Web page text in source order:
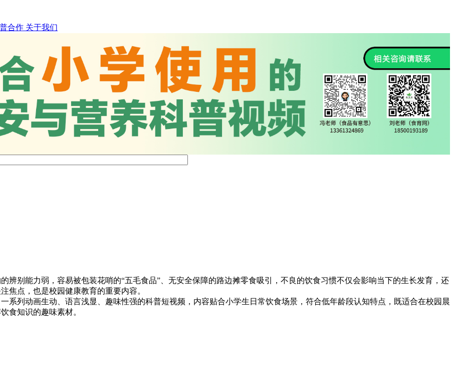
合作 关于我们
别能力弱，容易被包装花哨的“五毛食品”、无安全保障的路边摊零食吸引，不良的饮食习惯不仅会影响当下的生长发育，还
焦点，也是校园健康教育的重要内容。
列动画生动、语言浅显、趣味性强的科普短视频，内容贴合小学生日常饮食场景，符合低年龄段认知特点，既适合在校园晨
食知识的趣味素材。